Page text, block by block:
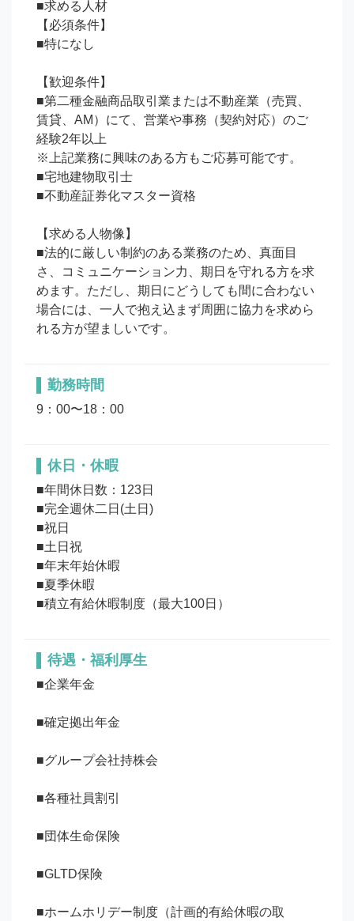
■求める人材
【必須条件】
■特になし
【歓迎条件】
■第二種金融商品取引業または不動産業（売買、
賃貸、AM）にて、営業や事務（契約対応）のご
経験2年以上
※上記業務に興味のある方もご応募可能です。
■宅地建物取引士
■不動産証券化マスター資格
【求める人物像】
■法的に厳しい制約のある業務のため、真面目
さ、コミュニケーション力、期日を守れる方を求
めます。ただし、期日にどうしても間に合わない
場合には、一人で抱え込まず周囲に協力を求めら
勤務時間
9：00〜18：00
休日・休暇
■年間休日数：123日
■完全週休二日(土日)
■祝日
■土日祝
■年末年始休暇
■夏季休暇
待遇・福利厚生
■企業年金
■確定拠出年金
■グループ会社持株会
■各種社員割引
■団体生命保険
■GLTD保険
■ホームホリデー制度（計画的有給休暇の取